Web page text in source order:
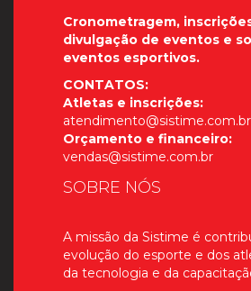
Cronometragem,
divulgação de eventos e
eventos esportivos.
CONTATOS:
Atletas e inscrições:
atendimento@sistime.com.br
Orçamento e financeiro:
vendas@sistime.com.br
SOBRE NÓS
A missão da Sistime é
evolução do esporte e dos
da tecnologia e da